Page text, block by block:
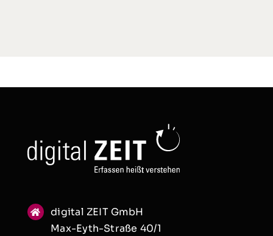
digital ZEIT GmbH
Max-Eyth-Straße 40/1